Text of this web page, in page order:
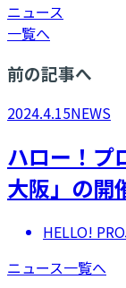
ニュース
一覧へ
前の記事へ
2024.4.15NEWS
ハロー！プ
大阪」の開
HELLO!
ニュース一覧へ